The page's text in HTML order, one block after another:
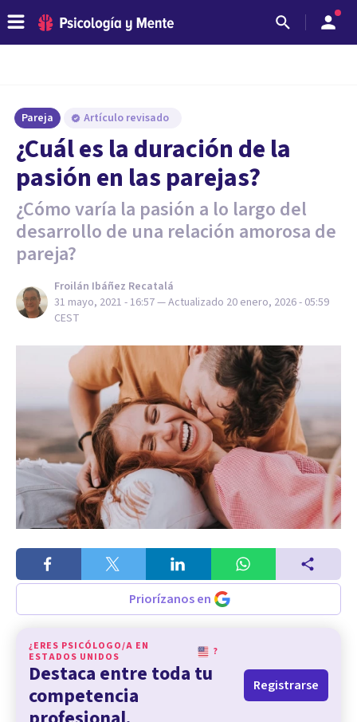
Pareja Artículo revisado
¿Cuál es la duración de la
pasión en las parejas?
¿Cómo varía la pasión a lo largo del
desarrollo de una relación amorosa de
pareja?
Froilán Ibáñez Recatalá
31 mayo, 2021 - 16:57— Actualizado 20 enero, 2026 - 05:59
CEST
Priorízanos en
¿ERES PSICÓLOGO/A EN
ESTADOS UNIDOS
?
Destaca entre toda tu
competencia
Registrarse